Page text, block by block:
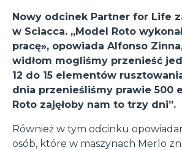
Nowy odcinek Partner for Life
w Sciacca. „Model Roto
pracę», opowiada Alfonso
widłom mogliśmy przenieść
12 do 15 elementów
dnia przenieśliśmy prawie 500
Roto zajęłoby nam to trzy dni”.
Również w tym odcinku
osób, które w maszynach Merlo